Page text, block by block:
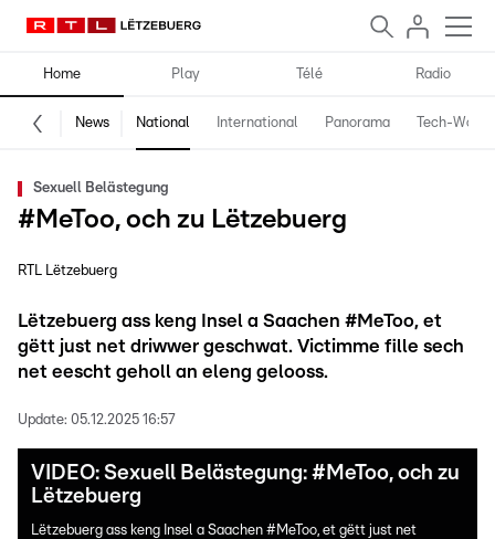
Home Play Télé Radio
News National International Panorama Tech-World
Sexuell Belästegung
#MeToo, och zu Lëtzebuerg
RTL Lëtzebuerg
Lëtzebuerg ass keng Insel a Saachen #MeToo, et
gëtt just net driwwer geschwat. Victimme fille sech
net eescht geholl an eleng gelooss.
Update: 05.12.2025 16:57
VIDEO: Sexuell Belästegung: #MeToo, och zu
Lëtzebuerg
Lëtzebuerg ass keng Insel a Saachen #MeToo, et gëtt just net